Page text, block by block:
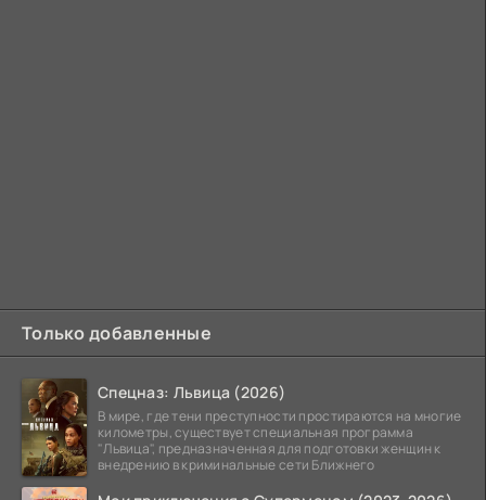
Только добавленные
Спецназ: Львица (2026)
В мире, где тени преступности простираются на многие
километры, существует специальная программа
"Львица", предназначенная для подготовки женщин к
внедрению в криминальные сети Ближнего